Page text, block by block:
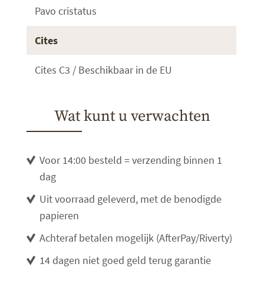
Pavo cristatus
Cites
Cites C3 / Beschikbaar in de EU
Wat kunt u verwachten
Voor 14:00 besteld = verzending binnen 1
dag
Uit voorraad geleverd, met de benodigde
papieren
Achteraf betalen mogelijk (AfterPay/Riverty)
14 dagen niet goed geld terug garantie